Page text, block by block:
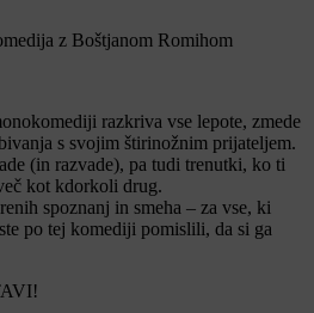
z Boštjanom Romihom
razkriva vse lepote, zmede
s svojim štirinožnim prijateljem.
(in razvade), pa tudi trenutki, ko ti
kot kdorkoli drug.
spoznanj in smeha – za vse, ki
po tej komediji pomislili, da si ga